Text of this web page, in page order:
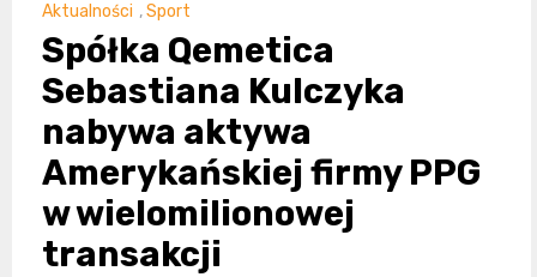
Aktualności ,Sport
Spółka Qemetica
Sebastiana Kulczyka
nabywa aktywa
Amerykańskiej firmy PPG
w wielomilionowej
transakcji